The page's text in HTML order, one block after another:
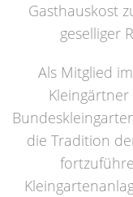
Gasthauskost
geselliger
Als Mitglied
die Tradition